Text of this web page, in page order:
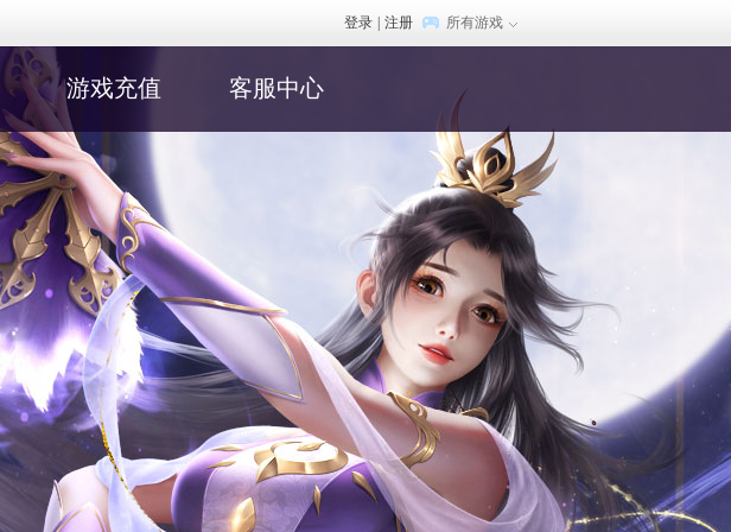
登录 注册 所有游戏
游戏充值 客服中心